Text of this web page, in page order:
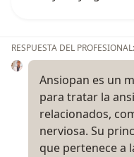
RESPUESTA DEL PROFESIONAL:
Ansiopan es un
para tratar la
relacionados,
nerviosa. Su
que pertenece a